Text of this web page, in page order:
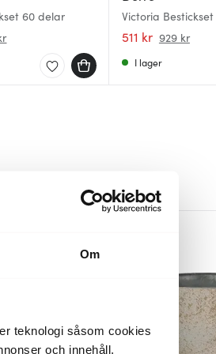
Om
teknologi såsom cookies
och innehåll,
60 delar Victoria
511 kr 929 kr
I lager